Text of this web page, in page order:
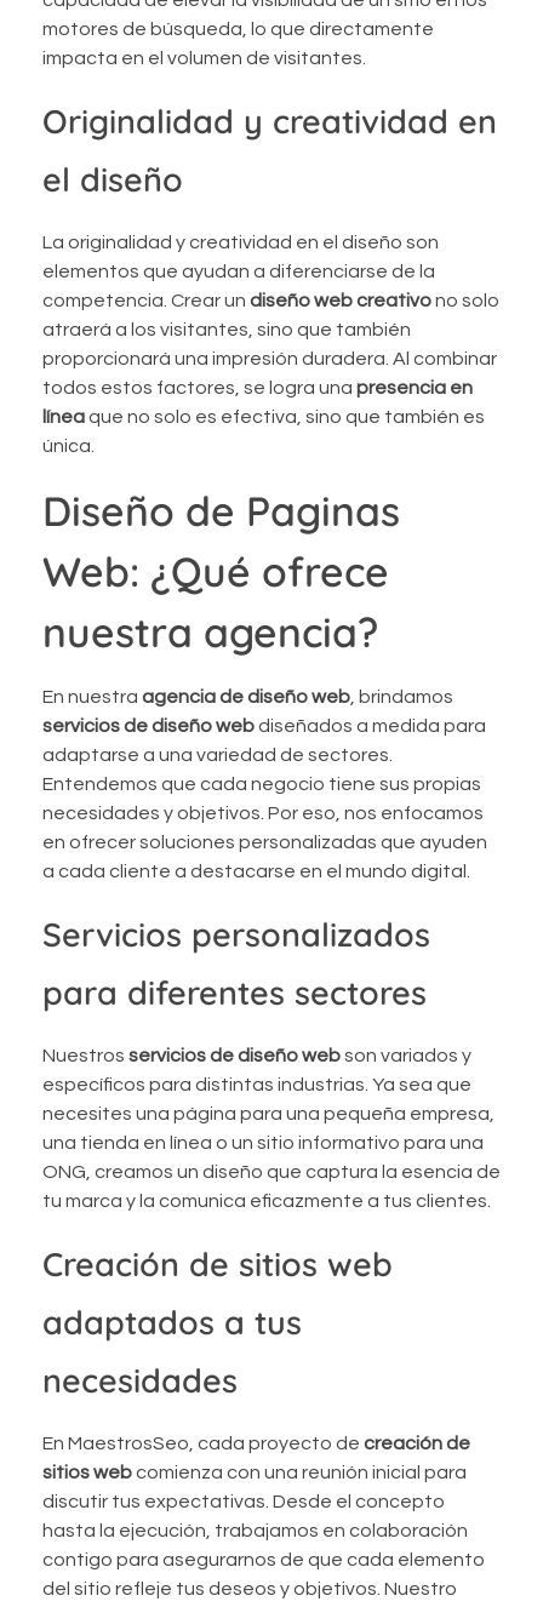
motores de búsqueda, lo que directamente
impacta en el volumen de visitantes.
Originalidad y creatividad en
el diseño
La originalidad y creatividad en el diseño son
elementos que ayudan a diferenciarse de la
competencia. Crear un diseño web creativono solo
atraerá a los visitantes, sino que también
proporcionará una impresión duradera. Al combinar
todos estos factores, se logra una presencia en
líneaque no solo es efectiva, sino que también es
única.
Diseño de Paginas
Web: ¿Qué ofrece
nuestra agencia?
En nuestra agencia de diseño web , brindamos
servicios de diseño webdiseñados a medida para
adaptarse a una variedad de sectores.
Entendemos que cada negocio tiene sus propias
necesidades y objetivos. Por eso, nos enfocamos
en ofrecer soluciones personalizadas que ayuden
a cada cliente a destacarse en el mundo digital.
Servicios personalizados
para diferentes sectores
Nuestros servicios de diseño webson variados y
específicos para distintas industrias. Ya sea que
necesites una página para una pequeña empresa,
una tienda en línea o un sitio informativo para una
ONG, creamos un diseño que captura la esencia de
tu marca y la comunica eficazmente a tus clientes.
Creación de sitios web
adaptados a tus
necesidades
En MaestrosSeo, cada proyecto de creación de
sitios webcomienza con una reunión inicial para
discutir tus expectativas. Desde el concepto
hasta la ejecución, trabajamos en colaboración
contigo para asegurarnos de que cada elemento
del sitio refleje tus deseos y objetivos. Nuestro